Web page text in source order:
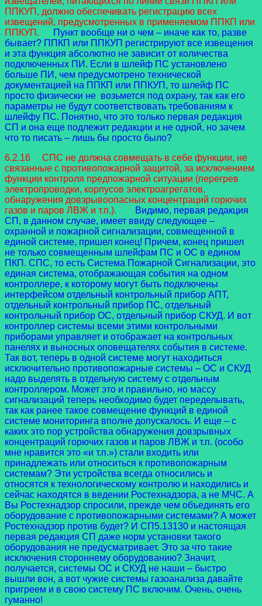
ППКУП, должно обеспечивать регистрацию всех
извещений, предусмотренных в применяемом ППКП или
ППКУП.
Пункт вообще ни о чем – иначе как то, разве
бывает? ППКП или ППКУП регистрируют все извещения
и эта функция абсолютно не зависит от количества
подключенных ПИ. Если в шлейф ПС установлено
больше ПИ, чем предусмотрено технической
документацией на ППКП или ППКУП, то шлейф ПС
просто физически не возьмется под охрану, так как его
параметры не будут соответствовать требованиям к
шлейфу ПС. Понятно, что это только первая редакция
СП и она еще подлежит редакции и не одной, но зачем
что то писать – лишь бы просто было?
6.2.16 СПС не должна совмещать в себе функции, не
связанные с противопожарной защитой, за исключением
функции контроля предпожарной ситуации (перегрев
электропроводки, корпусов электроагрегатов,
обнаружения довзрывоопасных концентраций горючих
газов и паров ЛВЖ и т.п.).
Видимо, первая редакция
СП, в данном случае, имеет ввиду следующее –
охранной и пожарной сигнализации, совмещенной в
единой системе, пришел конец! Причем, конец пришел
не только совмещенным шлейфам ПС и ОС в едином
ПКП. СПС, то есть Система Пожарной Сигнализации, это
единая система, отображающая события на одном
контроллере, к которому могут быть подключены
интерфейсом отдельный контрольный прибор АПТ,
отдельный контрольный прибор ПС, отдельный
контрольный прибор ОС, отдельный прибор СКУД. И вот
контроллер системы всеми этими контрольными
приборами управляет и отображает на контрольных
панелях и выносных оповещателях события в системе.
Так вот, теперь в одной системе могут находиться
исключительно противопожарные системы – ОС и СКУД
надо выделять в отдельную систему с отдельным
контроллером. Может это и правильно, но массу
сигнализаций теперь необходимо будет переделывать,
так как ранее такое совмещение функций в единой
системе мониторинга вполне допускалось. И еще – с
каких это пор устройства обнаружения довзрывных
концентраций горючих газов и паров ЛВЖ и т.п. (особо
мне нравится это «и т.п.») стали входить или
принадлежать или относиться к противопожарным
системам? Эти устройства всегда относились и
относятся к технологическому контролю и находились и
сейчас находятся в ведении Ростехнадзора, а не МЧС. А
Вы Ростехнадзор спросили, прежде чем объединять его
оборудование с противопожарными системами? А может
Ростехнадзор против будет? И СП5.13130 и настоящая
первая редакция СП даже норм установки такого
оборудования не предусматривает. Это за что такие
исключения стороннему оборудованию? Значит,
получается, системы ОС и СКУД не наши – быстро
вышли вон, а вот чужие системы газоанализа давайте
пригреем и в свою систему ПС включим. Очень, очень
гуманно!